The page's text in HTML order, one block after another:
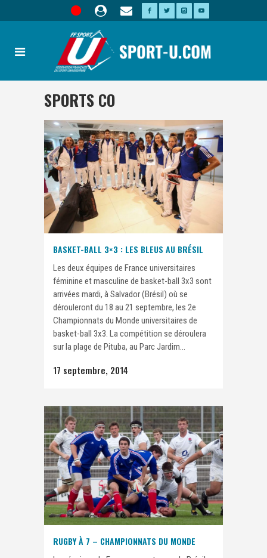
SPORTS CO
BASKET-BALL 3×3 : LES BLEUS AU BRÉSIL
Les deux équipes de France universitaires
féminine et masculine de basket-ball 3x3 sont
arrivées mardi, à Salvador (Brésil) où se
dérouleront du 18 au 21 septembre, les 2e
Championnats du Monde universitaires de
basket-ball 3x3. La compétition se déroulera
sur la plage de Pituba, au Parc Jardim...
17 septembre, 2014
RUGBY À 7 – CHAMPIONNATS DU MONDE